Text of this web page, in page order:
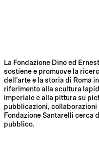
La Fondazione Dino ed
sostiene e promuove la
dell'arte e la storia di Roma
riferimento alla scultura
imperiale e alla pittura su
pubblicazioni,
Fondazione Santarelli cerca
pubblico.